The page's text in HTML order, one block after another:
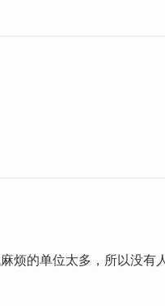
烦的单位太多，所以没有